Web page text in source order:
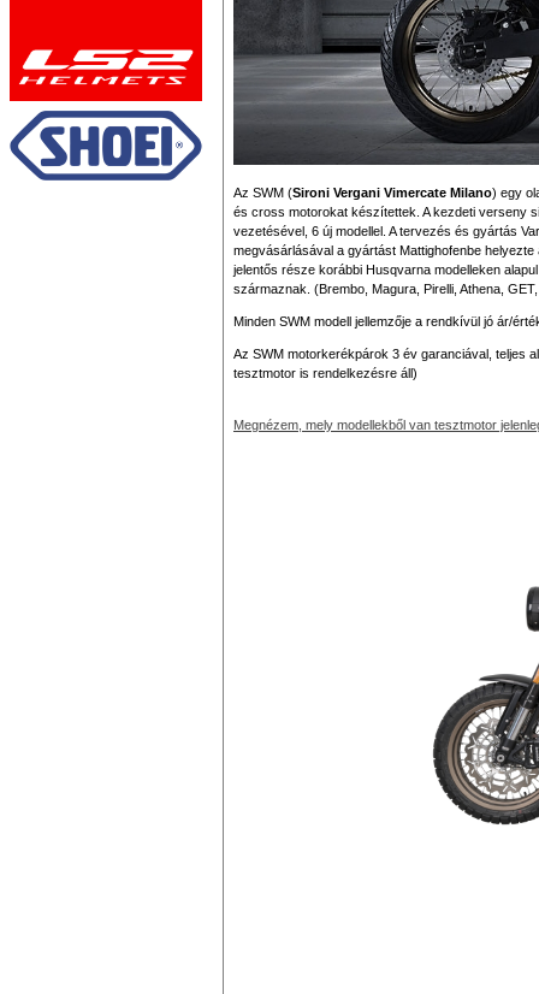
Az SWM (Sironi Vergani Vimercate Milano) egy
és cross motorokat készítettek. A kezdeti verseny
vezetésével, 6 új modellel. A tervezés és gyártás
megvásárlásával a gyártást Mattighofenbe
jelentős része korábbi Husqvarna modelleken
származnak. (Brembo, Magura, Pirelli, Athena,
Minden SWM modell jellemzője a rendkívül jó ár/
Az SWM motorkerékpárok 3 év garanciával, teljes
tesztmotor is rendelkezésre áll)
Megnézem, mely modellekből van tesztmotor